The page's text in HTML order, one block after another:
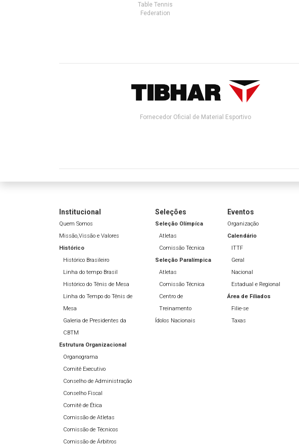
Table Tennis
Federation
Fornecedor Oficial de Material Esportivo
Institucional
Quem Somos
Missão,Vissão e Valores
Histórico
Histórico Brasileiro
Linha do tempo Brasil
Histórico do Tênis de Mesa
Linha do Tempo do Tênis de
Mesa
Galeria de Presidentes da
CBTM
Estrutura Organizacional
Organograma
Comitê Executivo
Conselho de Administração
Conselho Fiscal
Comitê de Ética
Comissão de Atletas
Comissão de Técnicos
Comissão de Árbitros
Seleções
Seleção Olímpíca
Atletas
Comissão Técnica
Seleção Paralímpica
Atletas
Comissão Técnica
Centro de
Treinamento
Ídolos Nacionais
Eventos
Organização
Calendário
ITTF
Geral
Nacional
Estadual e Regional
Área de Filiados
Filie-se
Taxas